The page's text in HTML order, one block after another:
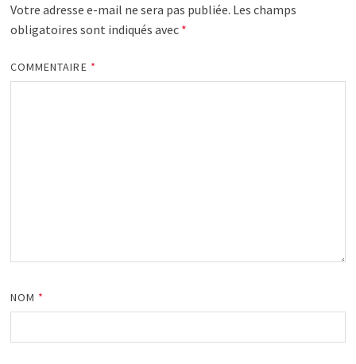
Votre adresse e-mail ne sera pas publiée. Les champs
obligatoires sont indiqués avec *
COMMENTAIRE *
NOM *